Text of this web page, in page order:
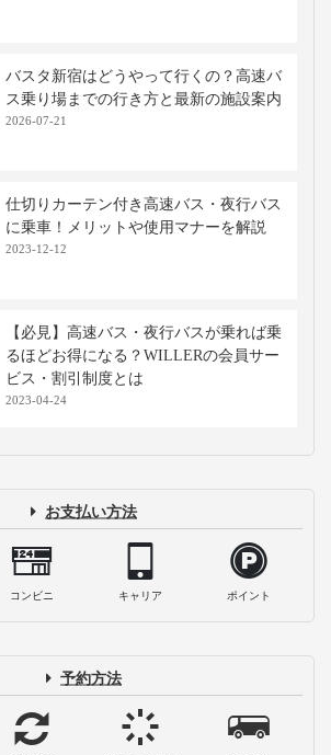
バスタ新宿はどうやって行くの？高速バ
ス乗り場までの行き方と最新の施設案内
2026-07-21
仕切りカーテン付き高速バス・夜行バス
に乗車！メリットや使用マナーを解説
2023-12-12
【必見】高速バス・夜行バスが乗れば乗
るほどお得になる？WILLERの会員サー
ビス・割引制度とは
2023-04-24
お支払い方法
コンビニ キャリア ポイント
予約方法